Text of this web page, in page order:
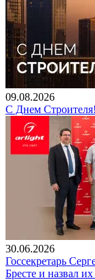
09.08.2026
С Днем Строителя!
30.06.2026
Госсекретарь
Бресте и назвал